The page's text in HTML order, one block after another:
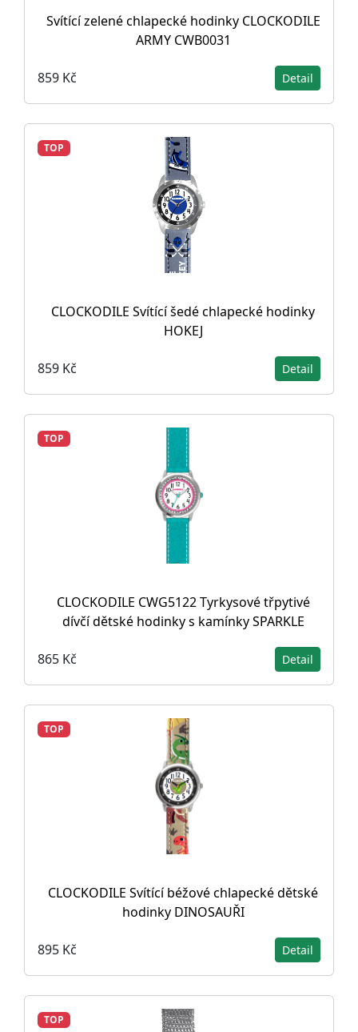
Svítící zelené chlapecké hodinky CLOCKODILE
ARMY CWB0031
859 Kč Detail
TOP
CLOCKODILE Svítící šedé chlapecké hodinky
HOKEJ
859 Kč Detail
TOP
CLOCKODILE CWG5122 Tyrkysové třpytivé
dívčí dětské hodinky s kamínky SPARKLE
865 Kč Detail
TOP
CLOCKODILE Svítící béžové chlapecké dětské
hodinky DINOSAUŘI
895 Kč Detail
TOP